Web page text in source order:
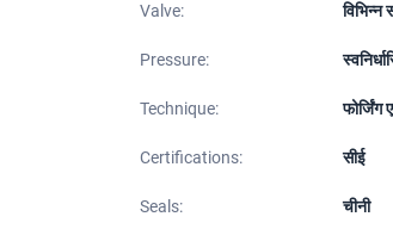
Valve:
Pressure:
Technique: फोर्जिंग
Certifications: सीई
Seals: चीनी